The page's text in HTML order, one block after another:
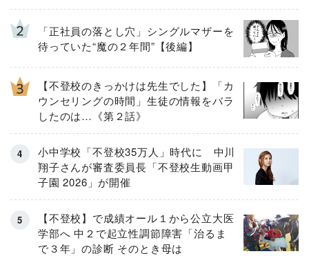
「正社員の落とし穴」シングルマザーを
待っていた“魔の２年間”【後編】
【不登校のきっかけは先生でした】「カ
ウンセリングの時間」生徒の情報をバラ
したのは…《第２話》
小中学校「不登校35万人」時代に 中川
翔子さんが審査委員長「不登校生動画甲
子園 2026」が開催
【不登校】で成績オール１から公立大医
学部へ 中２で起立性調節障害「治るま
で３年」の診断 そのとき母は